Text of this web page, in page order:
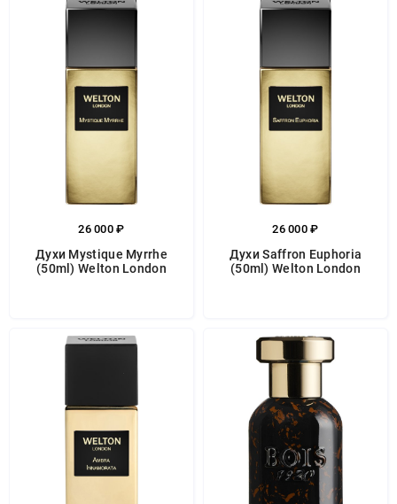
26 000 ₽
Духи Mystique Myrrhe
(50ml) Welton London
26 000 ₽
Духи Saffron Euphoria
(50ml) Welton London